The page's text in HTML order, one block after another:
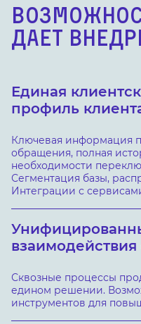
ДАЕТ
Единая
профиль
Ключевая информация
обращения, полная
необходимости
Сегментация базы,
Интеграции с
Сквозные процессы
едином решении.
инструментов для